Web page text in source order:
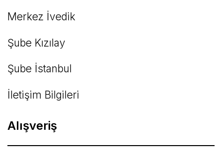
Merkez İvedik
Şube Kızılay
Şube İstanbul
İletişim Bilgileri
Alışveriş